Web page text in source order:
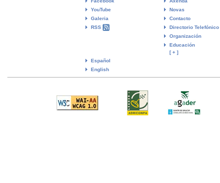
YouTube
Galeria
RSS
Español
English
Novas
Contacto
Directorio Telefónico
Organización
Educación
[ + ]